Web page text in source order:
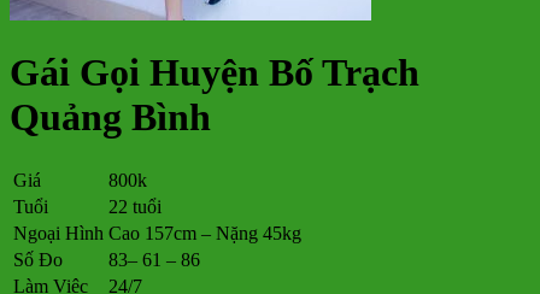
Gái Gọi Huyện Bố Trạch
Quảng Bình
Giá
800k
Tuổi
22 tuổi
Ngoại Hình Cao 157cm – Nặng 45kg
Số Đo
83– 61 – 86
Làm Việc
24/7